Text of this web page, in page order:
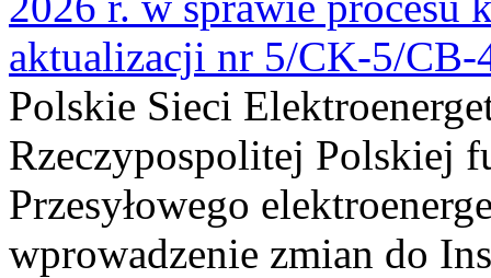
aktualizacji nr 5/CK-5/CB-
Polskie Sieci
Rzeczypospolitej Polskiej
Przesyłowego
wprowadzenie zmian do